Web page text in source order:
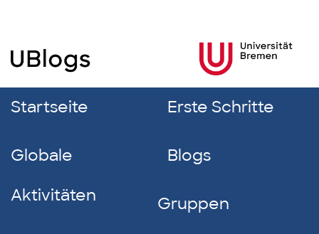
Startseite Erste Schritte
Globale
Aktivitäten
Blogs
Gruppen